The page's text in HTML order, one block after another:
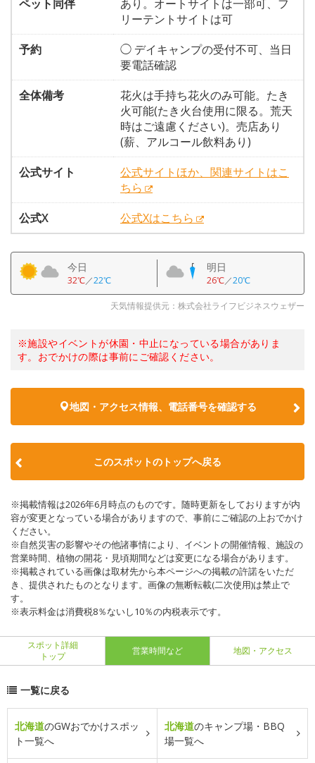
ペット同伴
あり。オートサイトは一部可、フ
リーテントサイトは可
予約
◯ デイキャンプの受付不可、当日
要電話確認
全体備考
花火は手持ち花火のみ可能。たき
火可能(たき火台使用に限る。荒天
時はご遠慮ください)。売店あり
(薪、アルコール飲料あり)
公式サイト
公式サイトほか、関連サイトはこ
ちら
公式X
公式Xはこちら
今日
32℃／22℃
明日
26℃／20℃
天気情報提供元：株式会社ライフビジネスウェザー
※施設やイベントが休園・中止になっている場合がありま
す。おでかけの際は事前にご確認ください。
地図・アクセス情報、電話番号を確認する
このスポットのトップへ戻る
※掲載情報は2026年6月時点のものです。随時更新をしておりますが内
容が変更となっている場合がありますので、事前にご確認の上おでかけ
ください。
※自然災害の影響やその他諸事情により、イベントの開催情報、施設の
営業時間、植物の開花・見頃期間などは変更になる場合があります。
※掲載されている画像は取材先から本ページへの掲載の許諾をいただ
き、提供されたものとなります。画像の無断転載(二次使用)は禁止で
す。
※表示料金は消費税8％ないし10％の内税表示です。
スポット詳細
トップ
営業時間など 地図・アクセス
一覧に戻る
北海道のGWおでかけスポッ
ト一覧へ
北海道のキャンプ場・BBQ
場一覧へ